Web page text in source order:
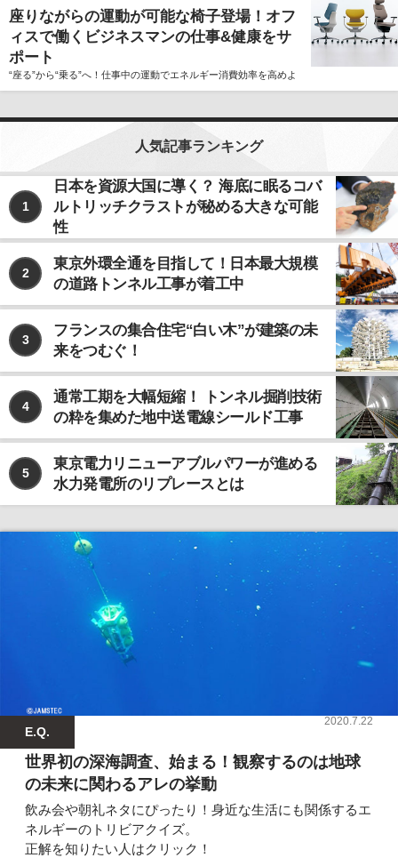
座りながらの運動が可能な椅子登場！オフ
ィスで働くビジネスマンの仕事&健康をサ
ポート
“座る”から“乗る”へ！仕事中の運動でエネルギー消費効率を高めよ
人気記事ランキング
1
日本を資源大国に導く？ 海底に眠るコバ
ルトリッチクラストが秘める大きな可能
性
2
東京外環全通を目指して！日本最大規模
の道路トンネル工事が着工中
3
フランスの集合住宅“白い木”が建築の未
来をつむぐ！
4
通常工期を大幅短縮！ トンネル掘削技術
の粋を集めた地中送電線シールド工事
5
東京電力リニューアブルパワーが進める
水力発電所のリプレースとは
E.Q.
2020.7.22
世界初の深海調査、始まる！観察するのは地球
の未来に関わるアレの挙動
飲み会や朝礼ネタにぴったり！身近な生活にも関係するエ
ネルギーのトリビアクイズ。
正解を知りたい人はクリック！